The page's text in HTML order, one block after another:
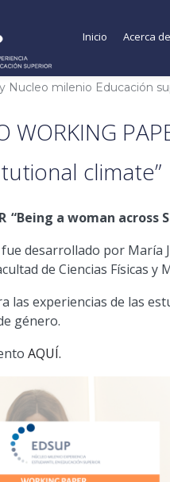
Inicio Acerca
Nucleo milenio Educación
WORKING
climate”
“Being a woman
desarrollado por María
de Ciencias Físicas
las experiencias de las
género.
AQUÍ.